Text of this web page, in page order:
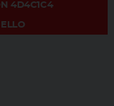
4D4C1C4